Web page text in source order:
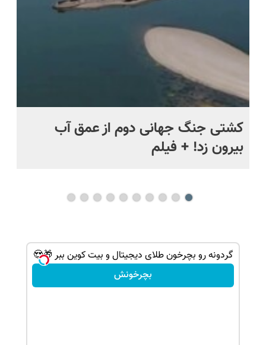
کشتی‌ جنگ جهانی دوم از عمق آب
بیرون زد! + فیلم
گردونه رو بچرخون طلای دیجیتال و بیت کوین ببر 🎁😍
بچرخونش